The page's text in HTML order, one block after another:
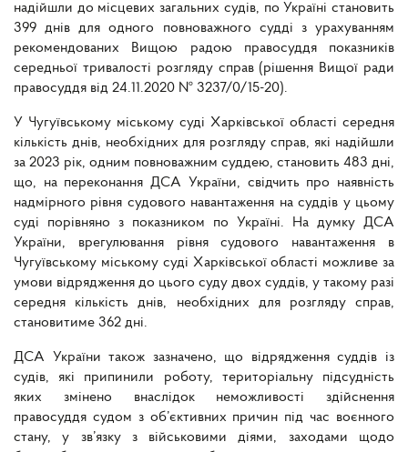
надійшли до місцевих загальних судів, по Україні становить
399 днів для одного повноважного судді з урахуванням
рекомендованих Вищою радою правосуддя показників
середньої тривалості розгляду справ (рішення Вищої ради
правосуддя від 24.11.2020 № 3237/0/15-20).
У Чугуївському міському суді Харківської області середня
кількість днів, необхідних для розгляду справ, які надійшли
за 2023 рік, одним повноважним суддею, становить 483 дні,
що, на переконання ДСА України, свідчить про наявність
надмірного рівня судового навантаження на суддів у цьому
суді порівняно з показником по Україні. На думку ДСА
України, врегулювання рівня судового навантаження в
Чугуївському міському суді Харківської області можливе за
умови відрядження до цього суду двох суддів, у такому разі
середня кількість днів, необхідних для розгляду справ,
становитиме 362 дні.
ДСА України також зазначено, що відрядження суддів із
судів, які припинили роботу, територіальну підсудність
яких змінено внаслідок неможливості здійснення
правосуддя судом з об’єктивних причин під час воєнного
стану, у зв’язку з військовими діями, заходами щодо